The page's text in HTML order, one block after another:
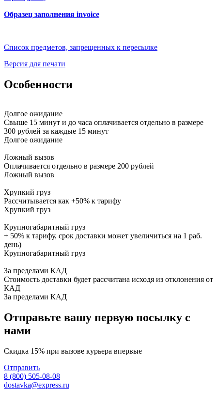
ГЕРМАНИЯ
ГЕРНСИ
Образец заполнения invoice
Список предметов, запрещенных к пересылке
Версия для печати
Особенности
Долгое ожидание
Свыше 15 минут и до часа оплачивается отдельно в размере
300 рублей за каждые 15 минут
Долгое ожидание
Ложный вызов
Оплачивается отдельно в размере 200 рублей
Ложный вызов
Хрупкий груз
Рассчитывается как +50% к тарифу
Хрупкий груз
Крупногабаритный груз
+ 50% к тарифу, срок доставки может увеличиться на 1 раб.
день)
Крупногабаритный груз
За пределами КАД
Стоимость доставки будет рассчитана исходя из отклонения от
КАД
За пределами КАД
Отправьте вашу первую посылку с
нами
Скидка 15% при вызове курьера впервые
Отправить
8 (800) 505-08-08
dostavka@express.ru